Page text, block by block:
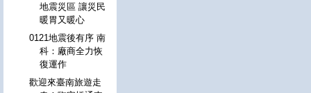
地震災區 讓災民
暖胃又暖心
0121地震後有序 南
科：廠商全力恢
復運作
歡迎來臺南旅遊走